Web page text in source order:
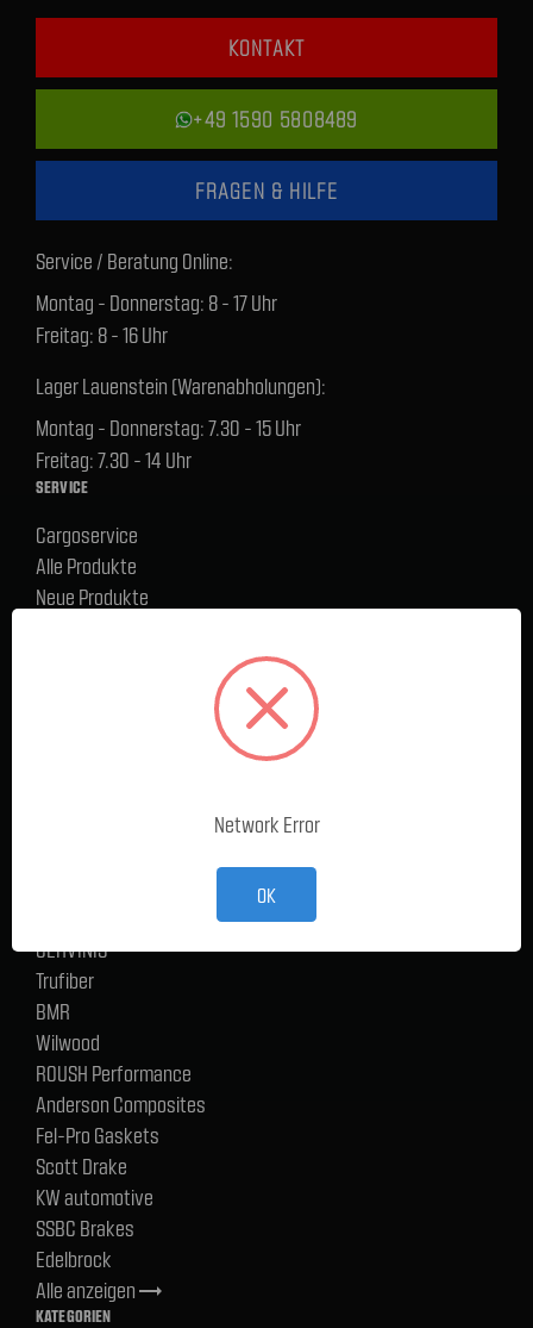
KONTAKT
+49 1590 5808489
FRAGEN & HILFE
Service / Beratung Online:
Montag - Donnerstag: 8 - 17 Uhr
Freitag: 8 - 16 Uhr
Lager Lauenstein (Warenabholungen):
Montag - Donnerstag: 7.30 - 15 Uhr
Freitag: 7.30 - 14 Uhr
SERVICE
Cargoservice
Alle Produkte
Neue Produkte
Versand und Zahlungsbedingungen
Ford Performance Racing Parts
CERVINIS
Trufiber
BMR
Wilwood
ROUSH Performance
Anderson Composites
Fel-Pro Gaskets
Scott Drake
KW automotive
SSBC Brakes
Edelbrock
Alle anzeigentrending_flat
KATEGORIEN
Network Error
OK